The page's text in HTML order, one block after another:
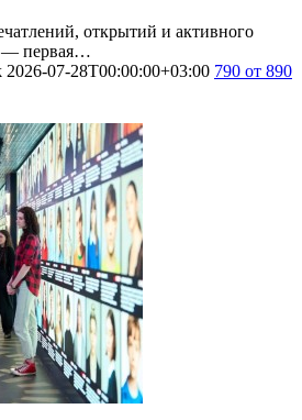
открытий и активного
— первая…
2026-07-28T00:00:00+03:00 790 от 890